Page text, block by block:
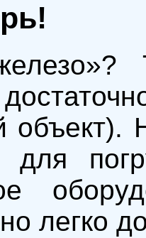
объект).
для
легко